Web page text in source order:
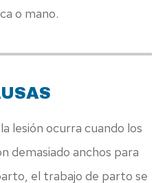
o mano.
lesión ocurra cuando los
demasiado anchos para
el trabajo de parto se